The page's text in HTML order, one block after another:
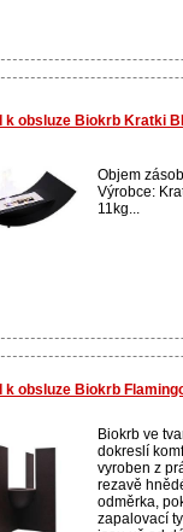
k obsluze Biokrb Kratki
Objem
Výrobce:
11kg...
k obsluze Biokrb
Biokrb ve
dokreslí
vyroben z
rezavě
odměrka,
zapalovací